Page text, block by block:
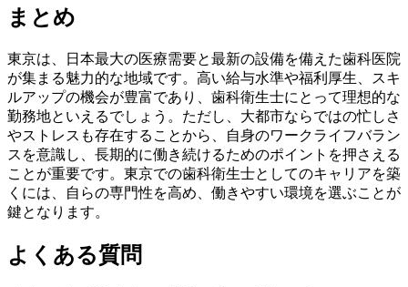
まとめ
東京は、日本最大の医療需要と最新の設備を備えた歯科医院
が集まる魅力的な地域です。高い給与水準や福利厚生、スキ
ルアップの機会が豊富であり、歯科衛生士にとって理想的な
勤務地といえるでしょう。ただし、大都市ならではの忙しさ
やストレスも存在することから、自身のワークライフバラン
スを意識し、長期的に働き続けるためのポイントを押さえる
ことが重要です。東京での歯科衛生士としてのキャリアを築
くには、自らの専門性を高め、働きやすい環境を選ぶことが
鍵となります。
よくある質問